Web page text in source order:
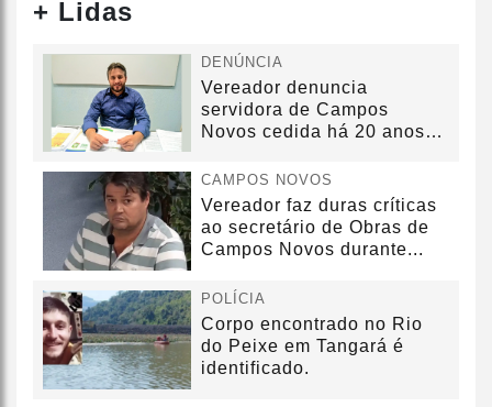
+ Lidas
DENÚNCIA
Vereador denuncia
servidora de Campos
Novos cedida há 20 anos
CAMPOS NOVOS
Vereador faz duras críticas
ao secretário de Obras de
Campos Novos durante...
POLÍCIA
Corpo encontrado no Rio
do Peixe em Tangará é
identificado.